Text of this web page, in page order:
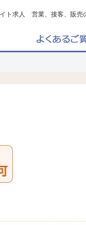
ト求人 営業、接客、販売